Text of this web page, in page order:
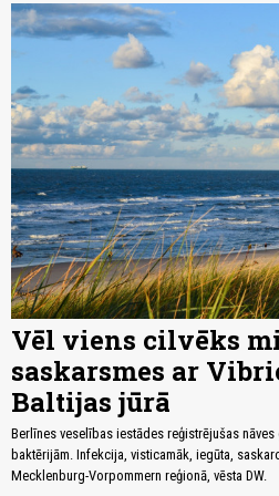
Vēl viens cilvēks
saskarsmes ar
Baltijas jūrā
Berlīnes veselības iestādes reģistrējušas
baktērijām. Infekcija, visticamāk, iegūta,
Mecklenburg-Vorpommern reģionā, vēsta DW.